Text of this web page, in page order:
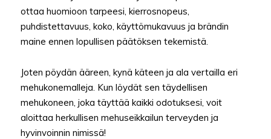
ottaa huomioon tarpeesi, kierrosnopeus,
puhdistettavuus, koko, käyttömukavuus ja brändin
maine ennen lopullisen päätöksen tekemistä.
Joten pöydän ääreen, kynä käteen ja ala vertailla eri
mehukonemalleja. Kun löydät sen täydellisen
mehukoneen, joka täyttää kaikki odotuksesi, voit
aloittaa herkullisen mehuseikkailun terveyden ja
hyvinvoinnin nimissä!